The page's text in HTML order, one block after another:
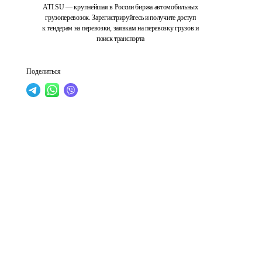
ATI.SU — крупнейшая в России биржа автомобильных
грузоперевозок. Зарегистрируйтесь и получите доступ
к тендерам на перевозки, заявкам на перевозку грузов и
поиск транспорта
Поделиться